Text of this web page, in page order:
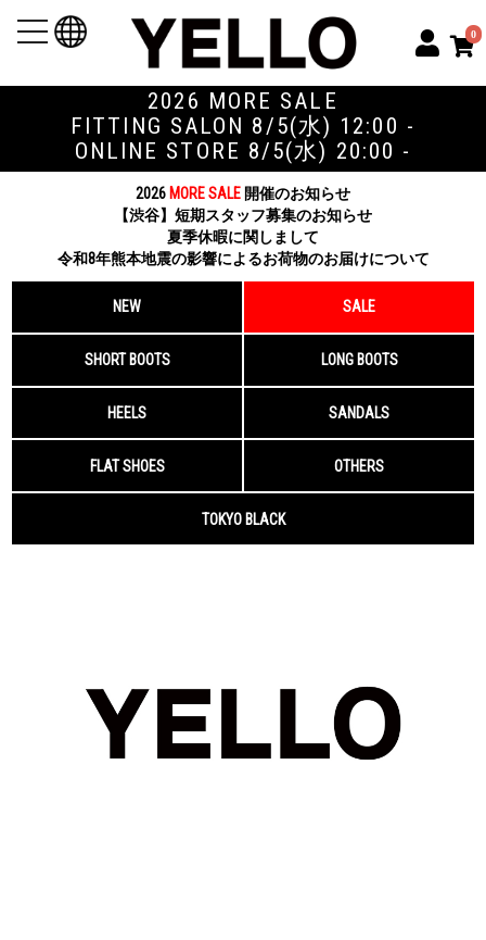
0
toggle
navigation
2026 MORE SALE
FITTING SALON 8/5(水) 12:00 -
ONLINE STORE 8/5(水) 20:00 -
2026 MORE SALE 開催のお知らせ
【渋谷】短期スタッフ募集のお知らせ
夏季休暇に関しまして
令和8年熊本地震の影響によるお荷物のお届けについて